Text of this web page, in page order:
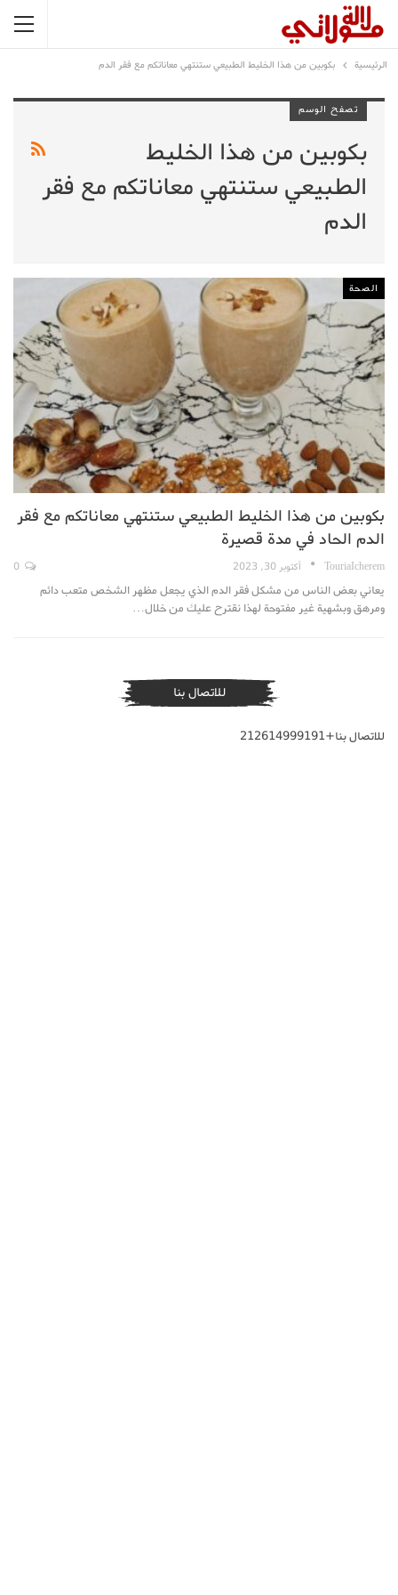
الرئيسية بكوبين من هذا الخليط الطبيعي ستنتهي معاناتكم مع فقر الدم
تصفح الوسم
بكوبين من هذا الخليط
الطبيعي ستنتهي معاناتكم مع فقر
الدم
الصحة
بكوبين من هذا الخليط الطبيعي ستنتهي معاناتكم مع فقر
الدم الحاد في مدة قصيرة
TouriaIcherem أكتوبر 30, 2023
يعاني بعض الناس من مشكل فقر الدم الذي يجعل مظهر الشخص متعب دائم
ومرهق وبشهية غير مفتوحة لهذا نقترح عليك من خلال…
للاتصال بنا
للاتصال بنا+212614999191